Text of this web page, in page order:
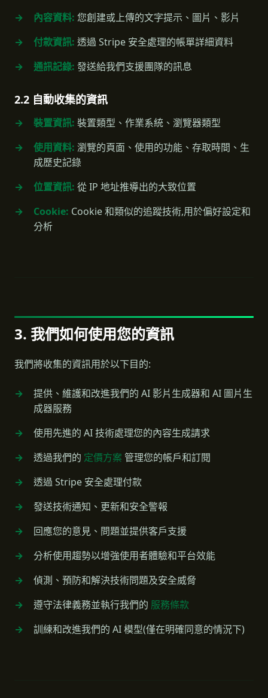
內容資料: 您創建或上傳的文字提示、圖片、影片
付款資訊: 透過 Stripe 安全處理的帳單詳細資料
通訊記錄: 發送給我們支援團隊的訊息
2.2 自動收集的資訊
裝置資訊: 裝置類型、作業系統、瀏覽器類型
使用資料: 瀏覽的頁面、使用的功能、存取時間、生
成歷史記錄
位置資訊: 從 IP 地址推導出的大致位置
Cookie: Cookie 和類似的追蹤技術,用於偏好設定和
分析
3. 我們如何使用您的資訊
我們將收集的資訊用於以下目的:
提供、維護和改進我們的 AI 影片生成器和 AI 圖片生
成器服務
使用先進的 AI 技術處理您的內容生成請求
透過我們的 定價方案 管理您的帳戶和訂閱
透過 Stripe 安全處理付款
發送技術通知、更新和安全警報
回應您的意見、問題並提供客戶支援
分析使用趨勢以增強使用者體驗和平台效能
偵測、預防和解決技術問題及安全威脅
遵守法律義務並執行我們的 服務條款
訓練和改進我們的 AI 模型(僅在明確同意的情況下)